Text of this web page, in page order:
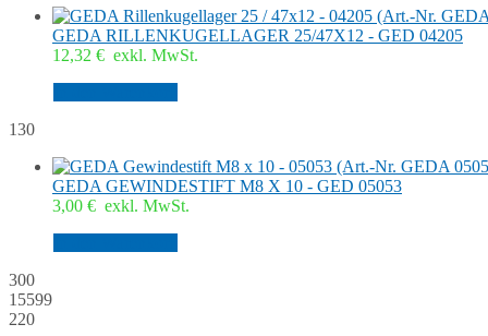
GEDA RILLENKUGELLAGER 25/47X12 - GED 04205
12,32 € exkl. MwSt.
130
GEDA GEWINDESTIFT M8 X 10 - GED 05053
3,00 € exkl. MwSt.
300
15599
220